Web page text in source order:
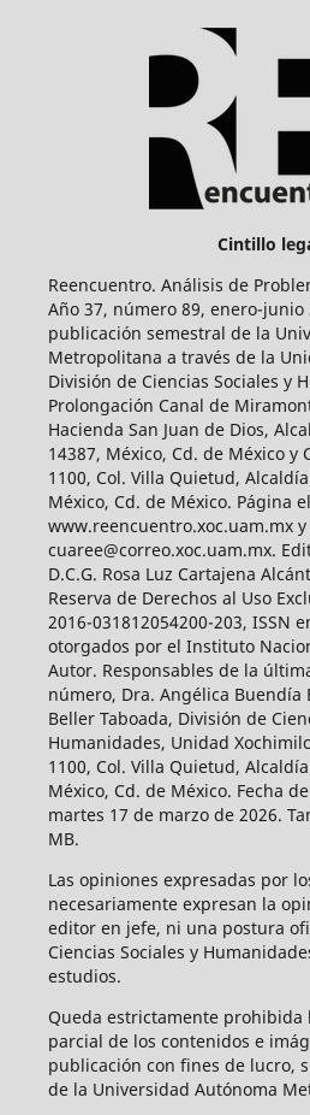
Cintillo
Reencuentro. Análisis de
Año 37, número 89, enero-junio
publicación semestral de la
Metropolitana a través de la
División de Ciencias Sociales y
Prolongación Canal de
Hacienda San Juan de Dios,
14387, México, Cd. de México y
1100, Col. Villa Quietud,
México, Cd. de México. Página
www.reencuentro.xoc.uam.mx
cuaree@correo.xoc.uam.mx.
D.C.G. Rosa Luz Cartajena
Reserva de Derechos al Uso
2016-031812054200-203, ISSN
otorgados por el Instituto
Autor. Responsables de la
número, Dra. Angélica Buendía
Beller Taboada, División de
Humanidades, Unidad
1100, Col. Villa Quietud,
México, Cd. de México. Fecha
martes 17 de marzo de 2026.
MB.
Las opiniones expresadas por
necesariamente expresan la
editor en jefe, ni una postura
Ciencias Sociales y
estudios.
Queda estrictamente
parcial de los contenidos e
publicación con fines de lucro,
de la Universidad Autónoma